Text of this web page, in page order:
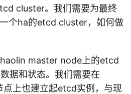
cluster。我们需要为最终
个ha的etcd cluster，如何做
master node上的etcd
据和状态。我们需要在
上也建立起etcd实例，与现